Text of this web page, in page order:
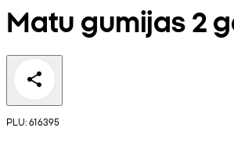
Matu gumijas 2
PLU: 616395